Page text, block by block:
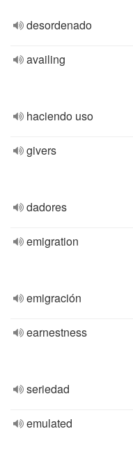
desordenado
availing
haciendo uso
givers
dadores
emigration
emigración
earnestness
seriedad
emulated